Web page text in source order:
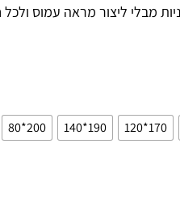
מבלי ליצור מראה עמוס ולכל
170*120
190*140
200*80